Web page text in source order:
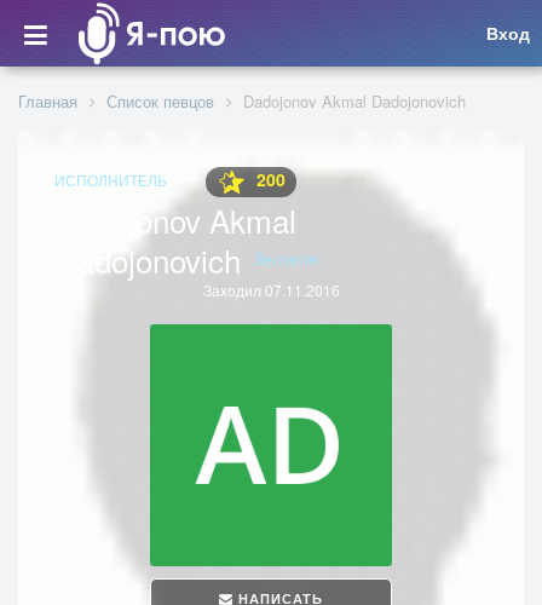
Вход
Главная Список певцов Dadojonov Akmal Dadojonovich
ИСПОЛНИТЕЛЬ 200
Dadojonov Akmal
Dadojonovich Зелзеля
Заходил 07.11.2016
НАПИСАТЬ